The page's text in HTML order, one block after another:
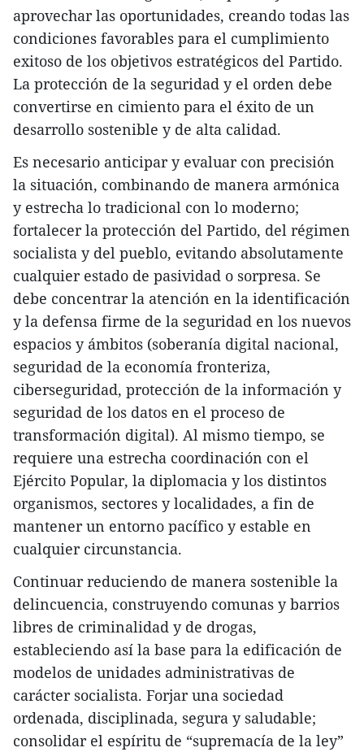
aprovechar las oportunidades, creando todas las
condiciones favorables para el cumplimiento
exitoso de los objetivos estratégicos del Partido.
La protección de la seguridad y el orden debe
convertirse en cimiento para el éxito de un
desarrollo sostenible y de alta calidad.
Es necesario anticipar y evaluar con precisión
la situación, combinando de manera armónica
y estrecha lo tradicional con lo moderno;
fortalecer la protección del Partido, del régimen
socialista y del pueblo, evitando absolutamente
cualquier estado de pasividad o sorpresa. Se
debe concentrar la atención en la identificación
y la defensa firme de la seguridad en los nuevos
espacios y ámbitos (soberanía digital nacional,
seguridad de la economía fronteriza,
ciberseguridad, protección de la información y
seguridad de los datos en el proceso de
transformación digital). Al mismo tiempo, se
requiere una estrecha coordinación con el
Ejército Popular, la diplomacia y los distintos
organismos, sectores y localidades, a fin de
mantener un entorno pacífico y estable en
cualquier circunstancia.
Continuar reduciendo de manera sostenible la
delincuencia, construyendo comunas y barrios
libres de criminalidad y de drogas,
estableciendo así la base para la edificación de
modelos de unidades administrativas de
carácter socialista. Forjar una sociedad
ordenada, disciplinada, segura y saludable;
consolidar el espíritu de “supremacía de la ley”